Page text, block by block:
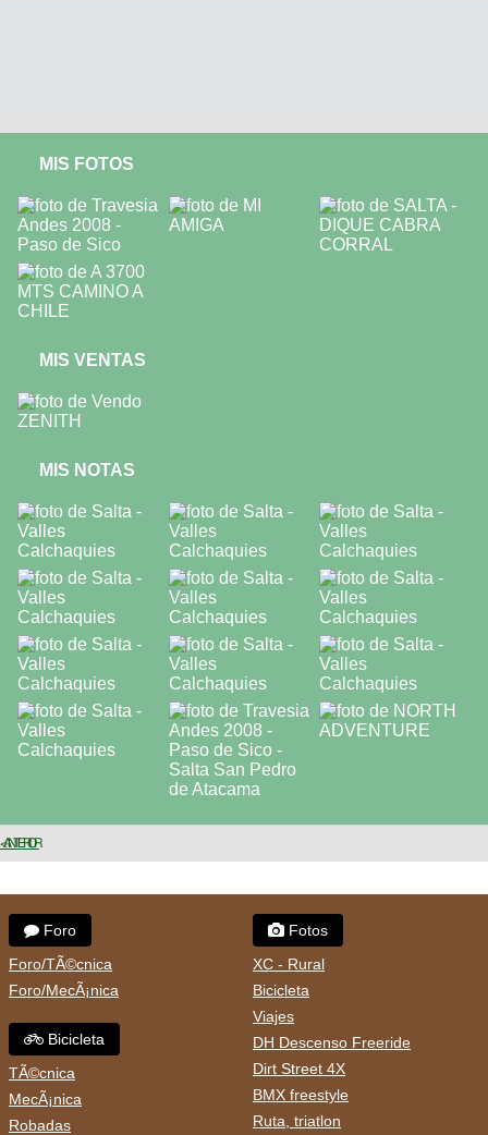
MIS FOTOS
MIS VENTAS
MIS NOTAS
< ANTERIOR
Foro
Foro/TÃ©cnica
Foro/MecÃ¡nica
Bicicleta
TÃ©cnica
MecÃ¡nica
Robadas
Fotos
XC - Rural
Bicicleta
Viajes
DH Descenso Freeride
Dirt Street 4X
BMX freestyle
Ruta, triatlon